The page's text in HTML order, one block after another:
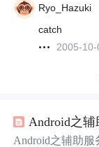
Ryo_Hazuki
catch
2005-10-
Android之辅助